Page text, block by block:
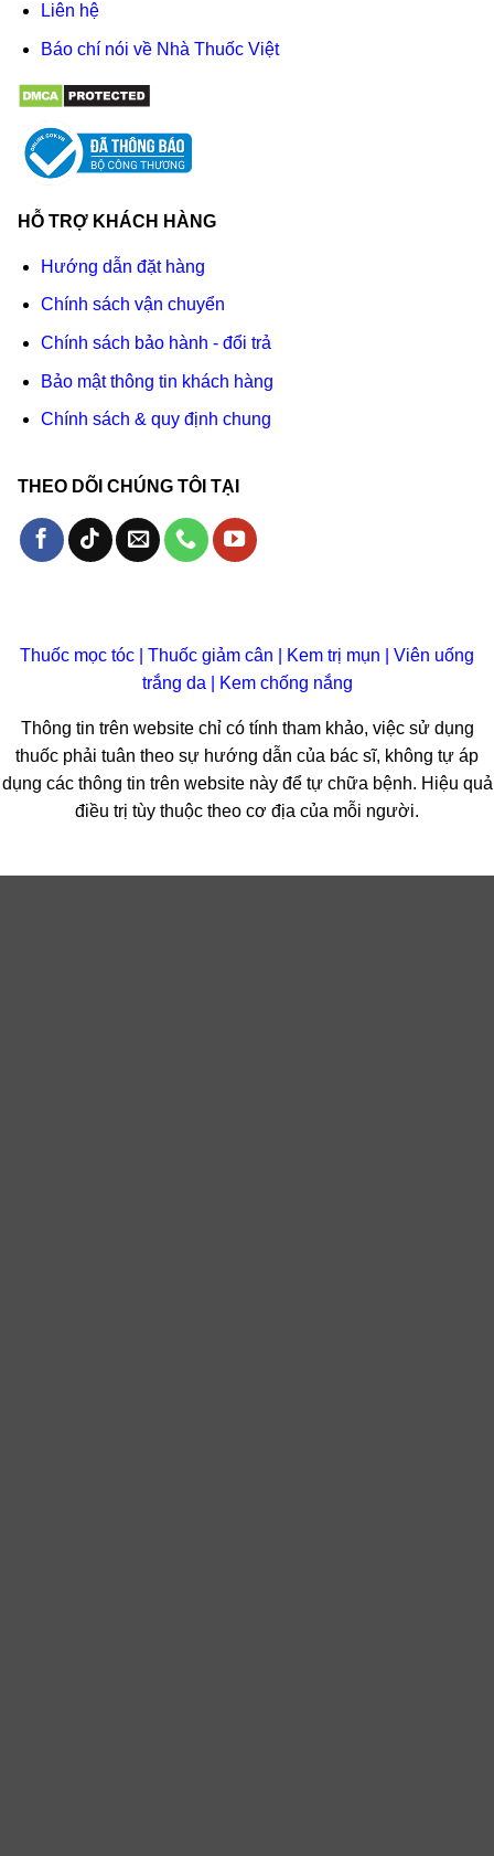
Liên hệ
Báo chí nói về Nhà Thuốc Việt
HỖ TRỢ KHÁCH HÀNG
Hướng dẫn đặt hàng
Chính sách vận chuyển
Chính sách bảo hành - đổi trả
Bảo mật thông tin khách hàng
Chính sách & quy định chung
THEO DÕI CHÚNG TÔI TẠI
Thuốc mọc tóc Thuốc giảm cân Kem trị mụn
Viên uống
trắng da
Kem chống nắng
Thông tin trên website chỉ có tính tham khảo, việc sử dụng
thuốc phải tuân theo sự hướng dẫn của bác sĩ, không tự áp
dụng các thông tin trên website này để tự chữa bệnh. Hiệu quả
điều trị tùy thuộc theo cơ địa của mỗi người.